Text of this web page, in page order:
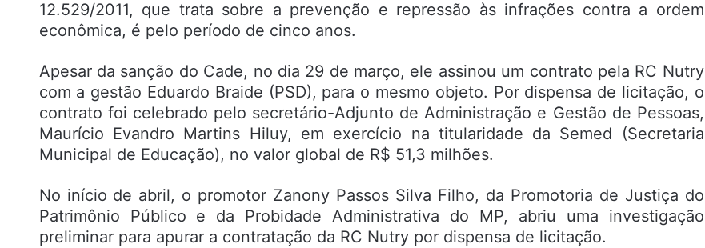
12.529/2011, que trata sobre a prevenção e repressão às infrações contra a ordem
econômica, é pelo período de cinco anos.
Apesar da sanção do Cade, no dia 29 de março, ele assinou um contrato pela RC Nutry
com a gestão Eduardo Braide (PSD), para o mesmo objeto. Por dispensa de licitação, o
contrato foi celebrado pelo secretário-Adjunto de Administração e Gestão de Pessoas,
Maurício Evandro Martins Hiluy, em exercício na titularidade da Semed (Secretaria
Municipal de Educação), no valor global de R$ 51,3 milhões.
No início de abril, o promotor Zanony Passos Silva Filho, da Promotoria de Justiça do
Patrimônio Público e da Probidade Administrativa do MP, abriu uma investigação
preliminar para apurar a contratação da RC Nutry por dispensa de licitação.